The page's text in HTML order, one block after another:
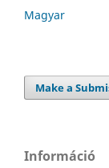
Magyar
Make a
Információ